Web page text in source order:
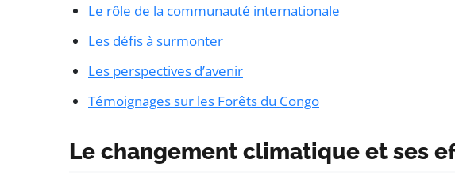
Le rôle de la communauté internationale
Les défis à surmonter
Les perspectives d’avenir
Témoignages sur les Forêts du Congo
Le changement climatique et ses